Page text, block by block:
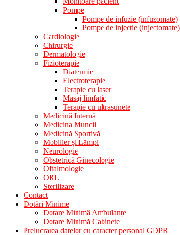
Pompe
Pompe de infuzie (infuzomate)
Pompe de injectie (injectomate)
Cardiologie
Chirurgie
Dermatologie
Fizioterapie
Diatermie
Electroterapie
Terapie cu laser
Masaj limfatic
Terapie cu ultrasunete
Medicină Internă
Medicina Muncii
Medicină Sportivă
Mobilier și Lămpi
Neurologie
Obstetrică Ginecologie
Oftalmologie
ORL
Sterilizare
Contact
Dotări Minime
Dotare Minimă Ambulanțe
Dotare Minimă Cabinete
Prelucrarea datelor cu caracter personal GDPR